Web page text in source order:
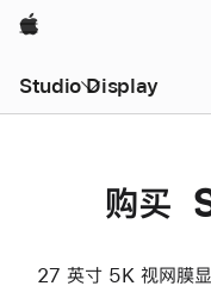
Apple
Studio Display
购买
27 英寸 5K 视网膜